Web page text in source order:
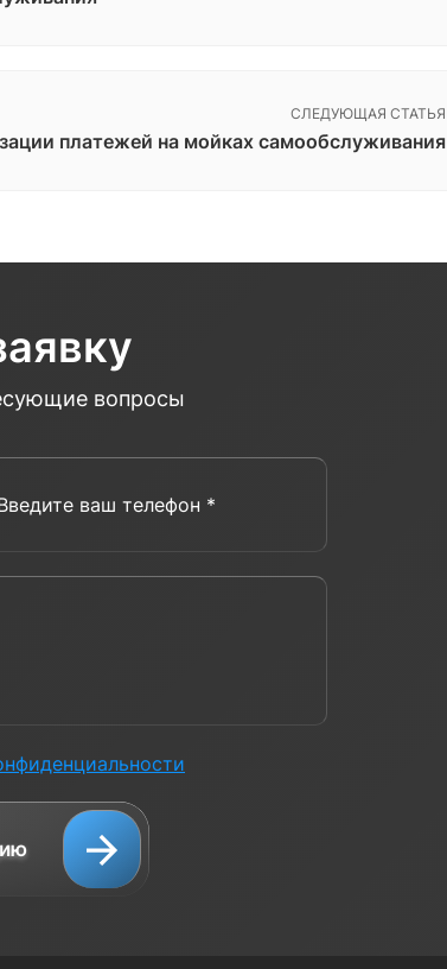
СЛЕДУЮЩАЯ СТАТЬЯ
платежей на мойках самообслуживания
вопросы
Введите ваш телефон *